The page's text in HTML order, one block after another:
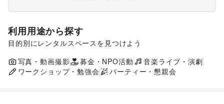
利用用途から探す
目的別にレンタルスペースを見つけよう
食品販売 販促イベント
展示会・個展 キッチンカー・移動販売
写真・動画撮影 募金・NPO活動
音楽ライブ・演劇
ワークショップ・勉強会
パーティー・懇親会